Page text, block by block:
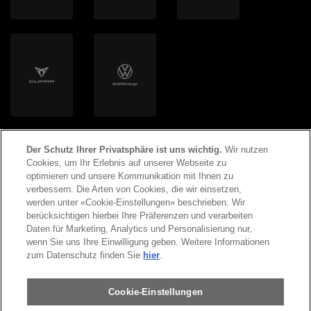
2026 Copyright AMAG Group AG
Impressum Datenschutzerklärung
Der Schutz Ihrer Privatsphäre ist uns wichtig. Wir nutzen
Cookies, um Ihr Erlebnis auf unserer Webseite zu
optimieren und unsere Kommunikation mit Ihnen zu
verbessern. Die Arten von Cookies, die wir einsetzen,
werden unter «Cookie-Einstellungen» beschrieben. Wir
berücksichtigen hierbei Ihre Präferenzen und verarbeiten
Daten für Marketing, Analytics und Personalisierung nur,
wenn Sie uns Ihre Einwilligung geben. Weitere Informationen
zum Datenschutz finden Sie hier.
Cookie-Einstellungen